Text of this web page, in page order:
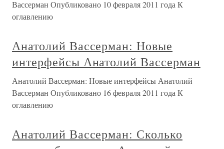
Вассерман Опубликовано 10 февраля 2011 года К
оглавлению
Анатолий Вассерман: Новые
интерфейсы Анатолий Вассерман
Анатолий Вассерман: Новые интерфейсы Анатолий
Вассерман Опубликовано 16 февраля 2011 года К
оглавлению
Анатолий Вассерман: Сколько